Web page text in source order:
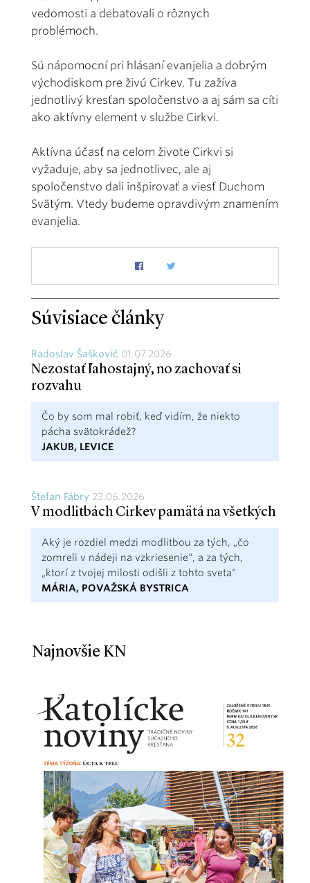
vedomosti a debatovali o rôznych
problémoch.
Sú nápomocní pri hlásaní evanjelia a dobrým
východiskom pre živú Cirkev. Tu zažíva
jednotlivý kresťan spoločenstvo a aj sám sa cíti
ako aktívny element v službe Cirkvi.
Aktívna účasť na celom živote Cirkvi si
vyžaduje, aby sa jednotlivec, ale aj
spoločenstvo dali inšpirovať a viesť Duchom
Svätým. Vtedy budeme opravdivým znamením
evanjelia.
Súvisiace články
Radoslav Šaškovič 01.07.2026
Nezostať ľahostajný, no zachovať si
rozvahu
Čo by som mal robiť, keď vidím, že niekto
pácha svätokrádež?
JAKUB, LEVICE
Štefan Fábry 23.06.2026
V modlitbách Cirkev pamätá na všetkých
Aký je rozdiel medzi modlitbou za tých, „čo
zomreli v nádeji na vzkriesenie“, a za tých,
„ktorí z tvojej milosti odišli z tohto sveta“
MÁRIA, POVAŽSKÁ BYSTRICA
Najnovšie KN